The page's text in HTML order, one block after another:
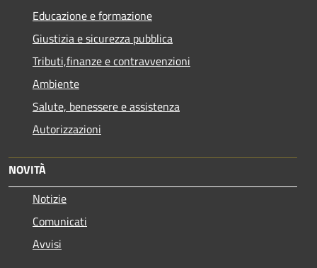
Educazione e formazione
Giustizia e sicurezza pubblica
Tributi,finanze e contravvenzioni
Ambiente
Salute, benessere e assistenza
Autorizzazioni
NOVITÀ
Notizie
Comunicati
Avvisi